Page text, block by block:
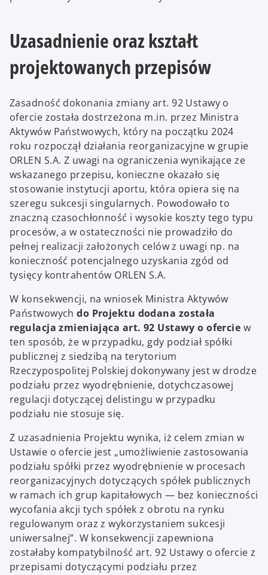
Uzasadnienie oraz kształt
projektowanych przepisów
Zasadność dokonania zmiany art. 92 Ustawy o
ofercie została dostrzeżona m.in. przez Ministra
Aktywów Państwowych, który na początku 2024
roku rozpoczął działania reorganizacyjne w grupie
ORLEN S.A. Z uwagi na ograniczenia wynikające ze
wskazanego przepisu, konieczne okazało się
stosowanie instytucji aportu, która opiera się na
szeregu sukcesji singularnych. Powodowało to
znaczną czasochłonność i wysokie koszty tego typu
procesów, a w ostateczności nie prowadziło do
pełnej realizacji założonych celów z uwagi np. na
konieczność potencjalnego uzyskania zgód od
tysięcy kontrahentów ORLEN S.A.
W konsekwencji, na wniosek Ministra Aktywów
Państwowychdo Projektu dodana została
regulacja zmieniająca art. 92 Ustawy o ofercie w
ten sposób, że w przypadku, gdy podział spółki
publicznej z siedzibą na terytorium
Rzeczypospolitej Polskiej dokonywany jest w drodze
podziału przez wyodrębnienie, dotychczasowej
regulacji dotyczącej delistingu w przypadku
podziału nie stosuje się.
Z uzasadnienia Projektu wynika, iż celem zmian w
Ustawie o ofercie jest „umożliwienie zastosowania
podziału spółki przez wyodrębnienie w procesach
reorganizacyjnych dotyczących spółek publicznych
w ramach ich grup kapitałowych — bez konieczności
wycofania akcji tych spółek z obrotu na rynku
regulowanym oraz z wykorzystaniem sukcesji
uniwersalnej”. W konsekwencji zapewniona
zostałaby kompatybilność art. 92 Ustawy o ofercie z
przepisami dotyczącymi podziału przez